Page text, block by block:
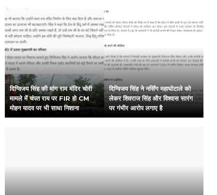
दिग्विजय सिंह की मांग राम मंदिर चोरी
मामले में चंपत राय पर FIR हो CM
मोहन यादव पर भी साधा निशाना
दिग्विजय सिंह ने नर्सिंग महाघोटाले को
लेकर शिवराज सिंह और विश्वास सारंग
पर गंभीर आरोप लगाए है